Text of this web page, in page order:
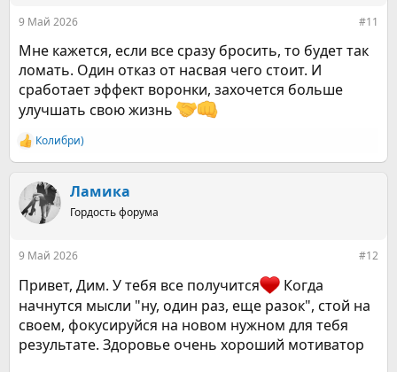
9 Май 2026 #11
Мне кажется, если все сразу бросить, то будет так
ломать. Один отказ от насвая чего стоит. И
сработает эффект воронки, захочется больше
улучшать свою жизнь
Р
е
к
ц
и
Колибри)
Ламика
Гордость форума
9 Май 2026 #12
Привет, Дим. У тебя все получится
Когда
начнутся мысли "ну, один раз, еще разок", стой на
своем, фокусируйся на новом нужном для тебя
результате. Здоровье очень хороший мотиватор